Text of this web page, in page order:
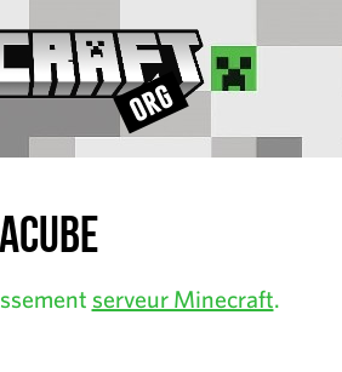
serveur Minecraft.